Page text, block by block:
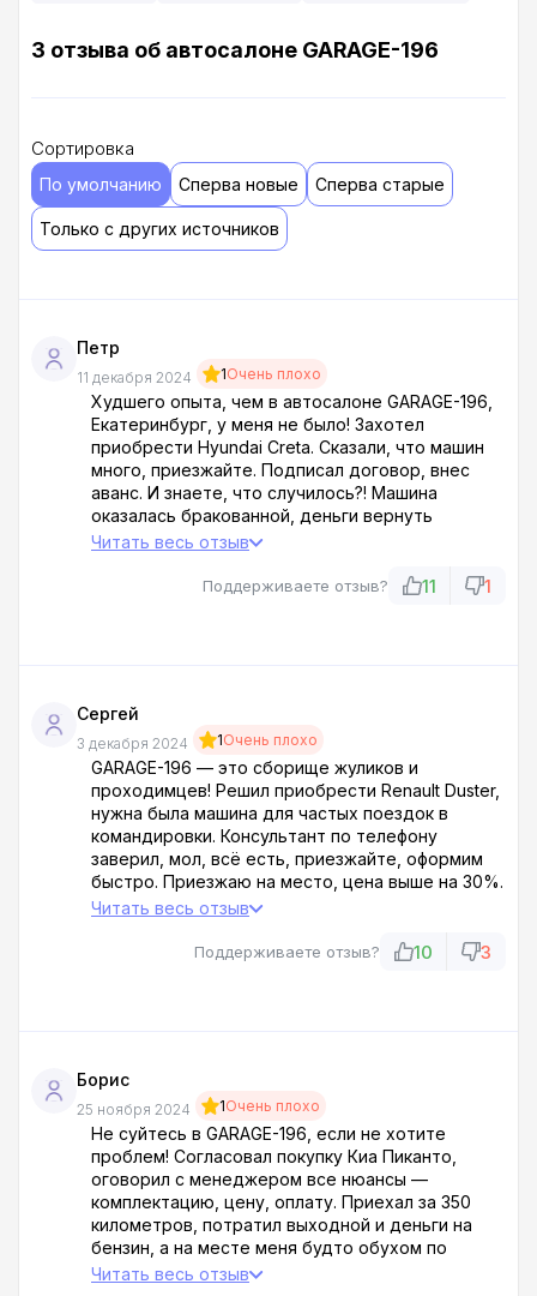
3 отзыва об автосалоне GARAGE-196
Сортировка
По умолчанию Сперва новые Сперва старые
Только с других источников
Петр
11 декабря 2024 1Очень плохо
Худшего опыта, чем в автосалоне GARAGE-196,
Екатеринбург, у меня не было! Захотел
приобрести Hyundai Creta. Сказали, что машин
много, приезжайте. Подписал договор, внес
аванс. И знаете, что случилось?! Машина
оказалась бракованной, деньги вернуть
отказались. Стали предлагать весь имеющийся
вернуть хотя бы часть своих кровных.
Читать весь отзыв
Поддерживаете отзыв? 11 1
Сергей
3 декабря 2024 1Очень плохо
GARAGE-196 — это сборище жуликов и
проходимцев! Решил приобрести Renault Duster,
нужна была машина для частых поездок в
командировки. Консультант по телефону
заверил, мол, всё есть, приезжайте, оформим
быстро. Приезжаю на место, цена выше на 30%.
Оказалось, они специально так заманивают! А
бешеные деньги. На мое возмущение эти г***
Читать весь отзыв
Поддерживаете отзыв? 10 3
Борис
25 ноября 2024 1Очень плохо
Не суйтесь в GARAGE-196, если не хотите
проблем! Согласовал покупку Киа Пиканто,
оговорил с менеджером все нюансы —
комплектацию, цену, оплату. Приехал за 350
километров, потратил выходной и деньги на
бензин, а на месте меня будто обухом по
голове огрели. Машины в нужной версии не
Читать весь отзыв